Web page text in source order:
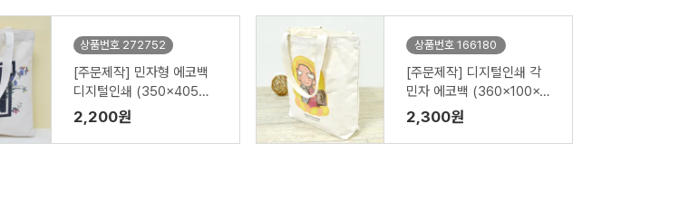
상품번호 272752
[주문제작] 민자형 에코백
디지털인쇄 (350x405m
m)
2,200원
상품번호 166180
[주문제작] 디지털인쇄 각
민자 에코백 (360x100x3
60mm)
2,300원